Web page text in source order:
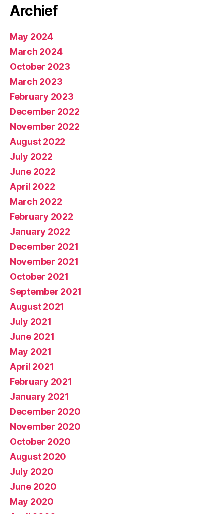
Archief
May 2024
March 2024
October 2023
March 2023
February 2023
December 2022
November 2022
August 2022
July 2022
June 2022
April 2022
March 2022
February 2022
January 2022
December 2021
November 2021
October 2021
September 2021
August 2021
July 2021
June 2021
May 2021
April 2021
February 2021
January 2021
December 2020
November 2020
October 2020
August 2020
July 2020
June 2020
May 2020